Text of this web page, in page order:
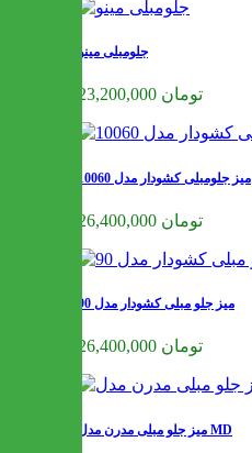
جلومبلی مینو
23,200,000 تومان
میز جلومبلی کشودار مدل 10060
26,400,000 تومان
میز جلو مبلی کشودار مدل 90
26,400,000 تومان
میز جلو مبلی مدرن مدل MD